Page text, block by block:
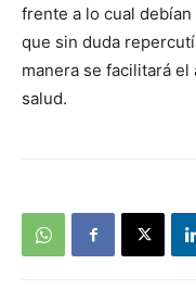
frente a lo cual
que sin duda
manera se facilitará
salud.